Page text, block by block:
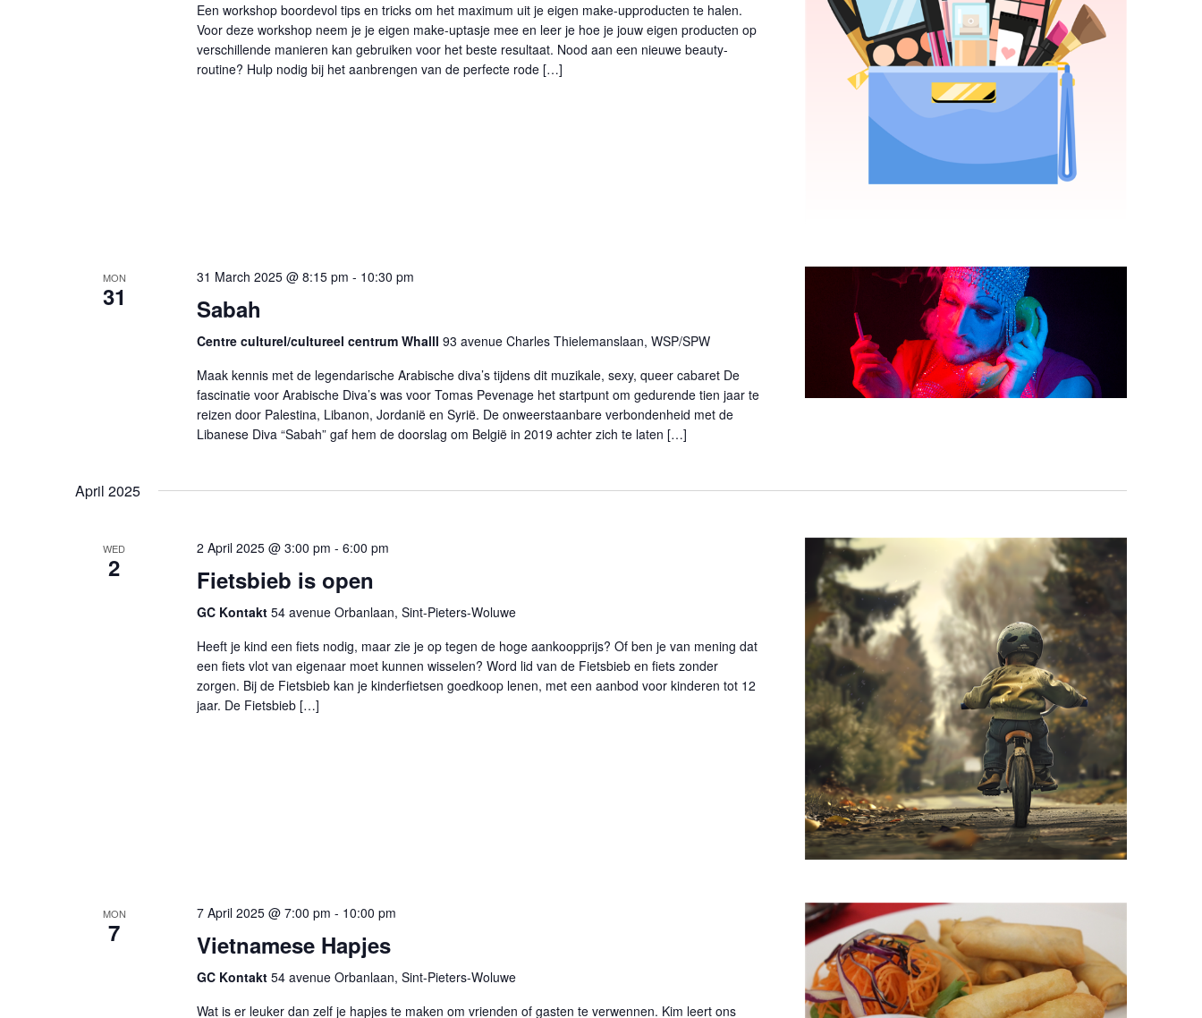
Een workshop boordevol tips en tricks om het maximum uit je eigen make-upproducten te halen.
Voor deze workshop neem je je eigen make-uptasje mee en leer je hoe je jouw eigen producten op
verschillende manieren kan gebruiken voor het beste resultaat. Nood aan een nieuwe beauty-
routine? Hulp nodig bij het aanbrengen van de perfecte rode […]
MON
31
31 March 2025 @ 8:15 pm - 10:30 pm
Sabah
Centre culturel/cultureel centrum Whalll 93 avenue Charles Thielemanslaan, WSP/SPW
Maak kennis met de legendarische Arabische diva’s tijdens dit muzikale, sexy, queer cabaret De
fascinatie voor Arabische Diva’s was voor Tomas Pevenage het startpunt om gedurende tien jaar te
reizen door Palestina, Libanon, Jordanië en Syrië. De onweerstaanbare verbondenheid met de
Libanese Diva “Sabah” gaf hem de doorslag om België in 2019 achter zich te laten […]
April 2025
WED
2
2 April 2025 @ 3:00 pm - 6:00 pm
Fietsbieb is open
GC Kontakt 54 avenue Orbanlaan, Sint-Pieters-Woluwe
Heeft je kind een fiets nodig, maar zie je op tegen de hoge aankoopprijs? Of ben je van mening dat
een fiets vlot van eigenaar moet kunnen wisselen? Word lid van de Fietsbieb en fiets zonder
zorgen. Bij de Fietsbieb kan je kinderfietsen goedkoop lenen, met een aanbod voor kinderen tot 12
jaar. De Fietsbieb […]
MON
7
7 April 2025 @ 7:00 pm - 10:00 pm
Vietnamese Hapjes
GC Kontakt 54 avenue Orbanlaan, Sint-Pieters-Woluwe
Wat is er leuker dan zelf je hapjes te maken om vrienden of gasten te verwennen. Kim leert ons